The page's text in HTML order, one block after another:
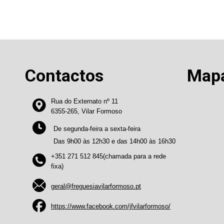
Contactos
Rua do Externato nº 11
6355-265, Vilar Formoso
De segunda-feira a sexta-feira
Das 9h00 às 12h30 e das 14h00 às 16h30
+351 271 512 845(chamada para a rede
fixa)
geral@freguesiavilarformoso.pt
https://www.facebook.com/jfvilarformoso/